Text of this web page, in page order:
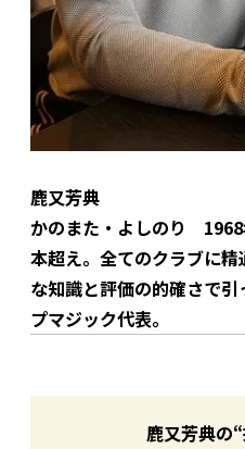
鹿又芳典
かのまた・よしのり
本超え。全てのクラブに
な知識と評価の的確さで
プマジック代表。
鹿又芳典の